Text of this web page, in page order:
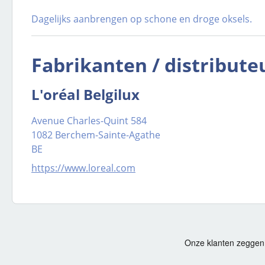
Dagelijks aanbrengen op schone en droge oksels.
Fabrikanten /
L'oréal Belgilux
Avenue Charles-Quint 584
1082 Berchem-Sainte-Agathe
BE
https://www.loreal.com